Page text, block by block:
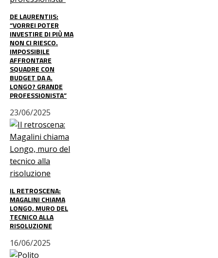
DE LAURENTIIS:
“VORREI POTER
INVESTIRE DI PIÙ MA
NON CI RIESCO.
IMPOSSIBILE
AFFRONTARE
SQUADRE CON
BUDGET DA A.
LONGO? GRANDE
PROFESSIONISTA”
23/06/2025
IL RETROSCENA:
MAGALINI CHIAMA
LONGO, MURO DEL
TECNICO ALLA
RISOLUZIONE
16/06/2025